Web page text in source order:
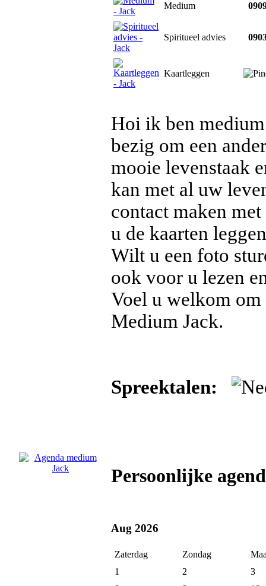
Medium
Spiritueel advies
Kaartleggen
Hoi ik ben
bezig om een
mooie levenstaak
kan met al uw
contact maken
u de kaarten
Wilt u een foto
ook voor u lezen
Voel u welkom
Medium Jack.
Spreektalen:
Persoonlijke
Aug 2026
Zaterdag Zondag
1
2
3